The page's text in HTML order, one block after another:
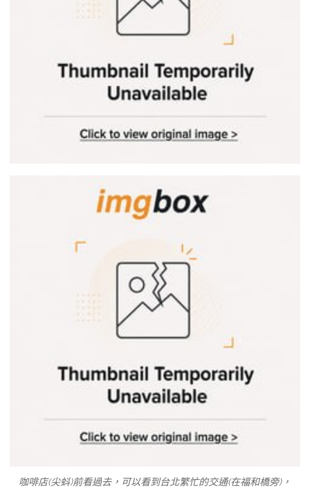
咖啡店(尖蚪)前看過去，可以看到台北繁忙的交通(在福和橋旁)，